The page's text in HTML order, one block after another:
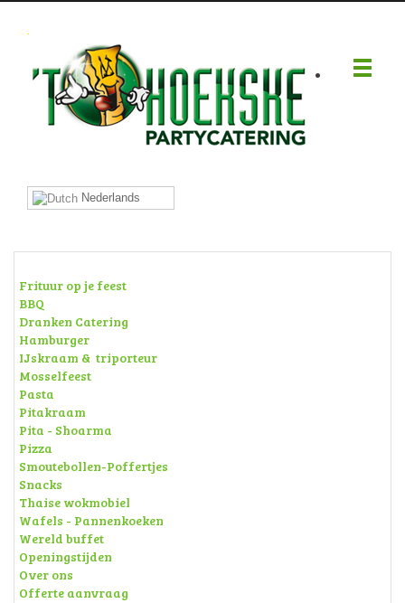
.
Nederlands
Frituur op je feest
BBQ
Dranken Catering
Hamburger
IJskraam & triporteur
Mosselfeest
Pasta
Pitakraam
Pita - Shoarma
Pizza
Smoutebollen-Poffertjes
Snacks
Thaise wokmobiel
Wafels - Pannenkoeken
Wereld buffet
Openingstijden
Over ons
Offerte aanvraag